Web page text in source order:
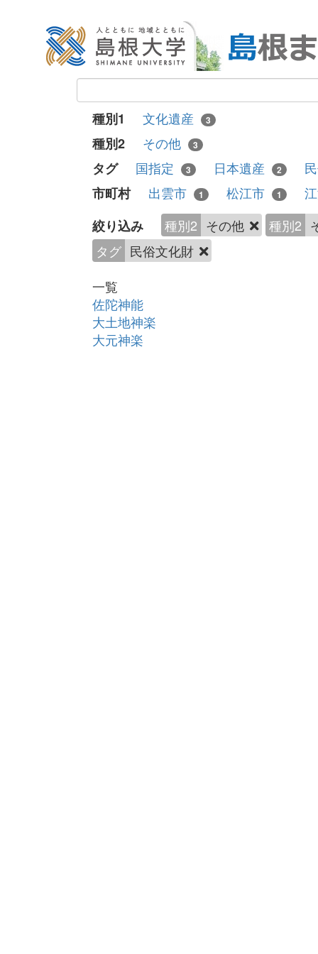
種別1 文化遺産 3
種別2 その他 3
タグ 国指定 3 日本遺産 2
市町村
出雲市 1 松江市 1
絞り込み
種別2 その他 種別2
タグ 民俗文化財
一覧
佐陀神能
大土地神楽
大元神楽